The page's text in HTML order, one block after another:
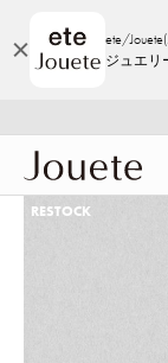
ete/
ジュエリ
ご注
ご注
RESTOCK